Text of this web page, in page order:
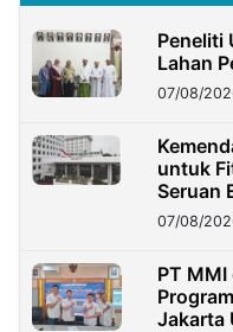
Peneliti
Lahan
07/08/
untuk
Seruan
07/08/
PT MMI
Jakarta